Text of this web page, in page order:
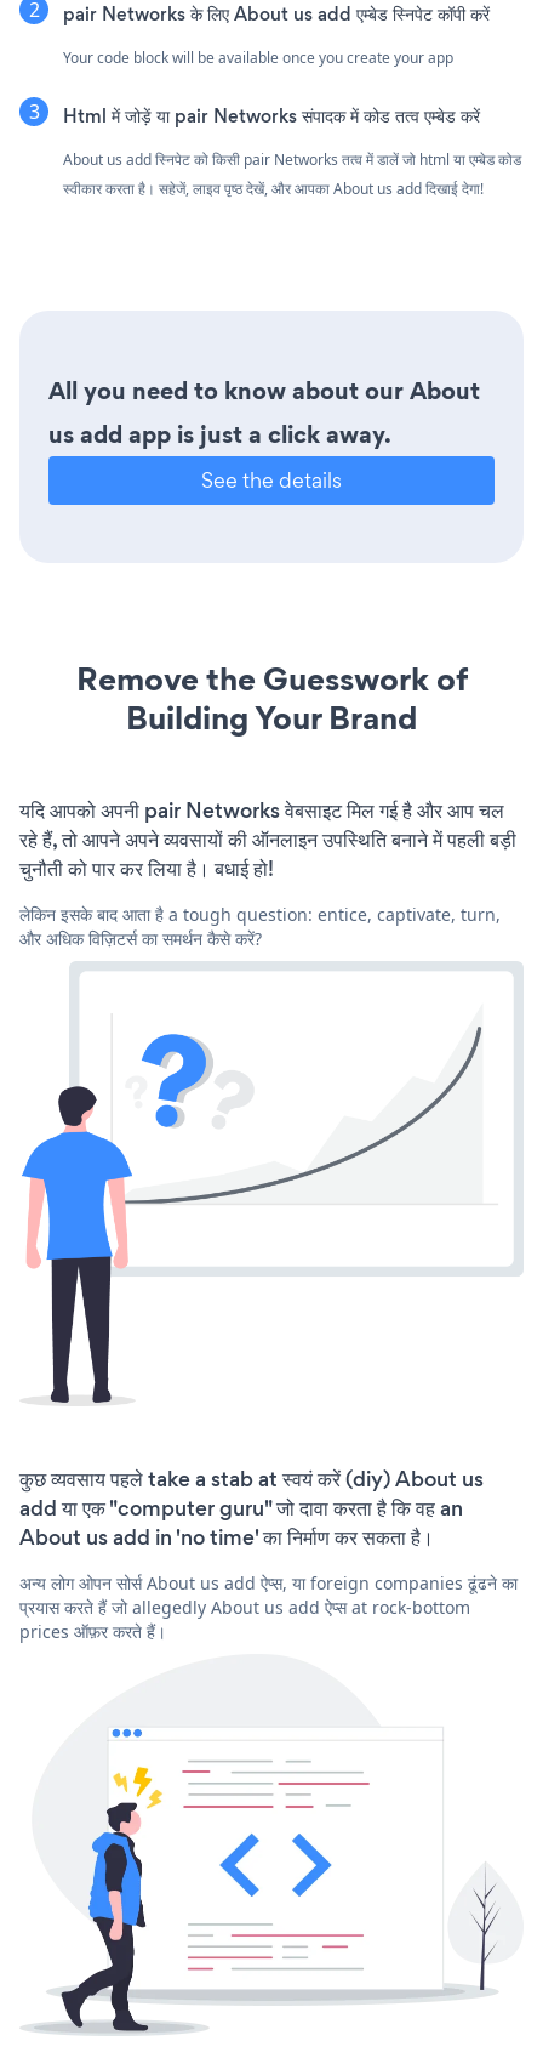
pair Networks के लिए About us add एम्बेड स्निपेट कॉपी करें
Your code block will be available once you create your app
Html में जोड़ें या pair Networks संपादक में कोड तत्व एम्बेड करें
About us add स्निपेट को किसी pair Networks तत्व में डालें जो html या एम्बेड कोड
स्वीकार करता है। सहेजें, लाइव पृष्ठ देखें, और आपका About us add दिखाई देगा!
All you need to know about our About
us add app is just a click away.
See the details
Remove the Guesswork of
Building Your Brand
यदि आपको अपनी pair Networks वेबसाइट मिल गई है और आप चल
रहे हैं, तो आपने अपने व्यवसायों की ऑनलाइन उपस्थिति बनाने में पहली बड़ी
चुनौती को पार कर लिया है। बधाई हो!
लेकिन इसके बाद आता है a tough question: entice, captivate, turn,
और अधिक विज़िटर्स का समर्थन कैसे करें?
कुछ व्यवसाय पहले take a stab at स्वयं करें (diy) About us
add या एक "computer guru" जो दावा करता है कि वह an
About us add in 'no time' का निर्माण कर सकता है।
अन्य लोग ओपन सोर्स About us add ऐप्स, या foreign companies ढूंढने का
प्रयास करते हैं जो allegedly About us add ऐप्स at rock-bottom
prices ऑफ़र करते हैं।